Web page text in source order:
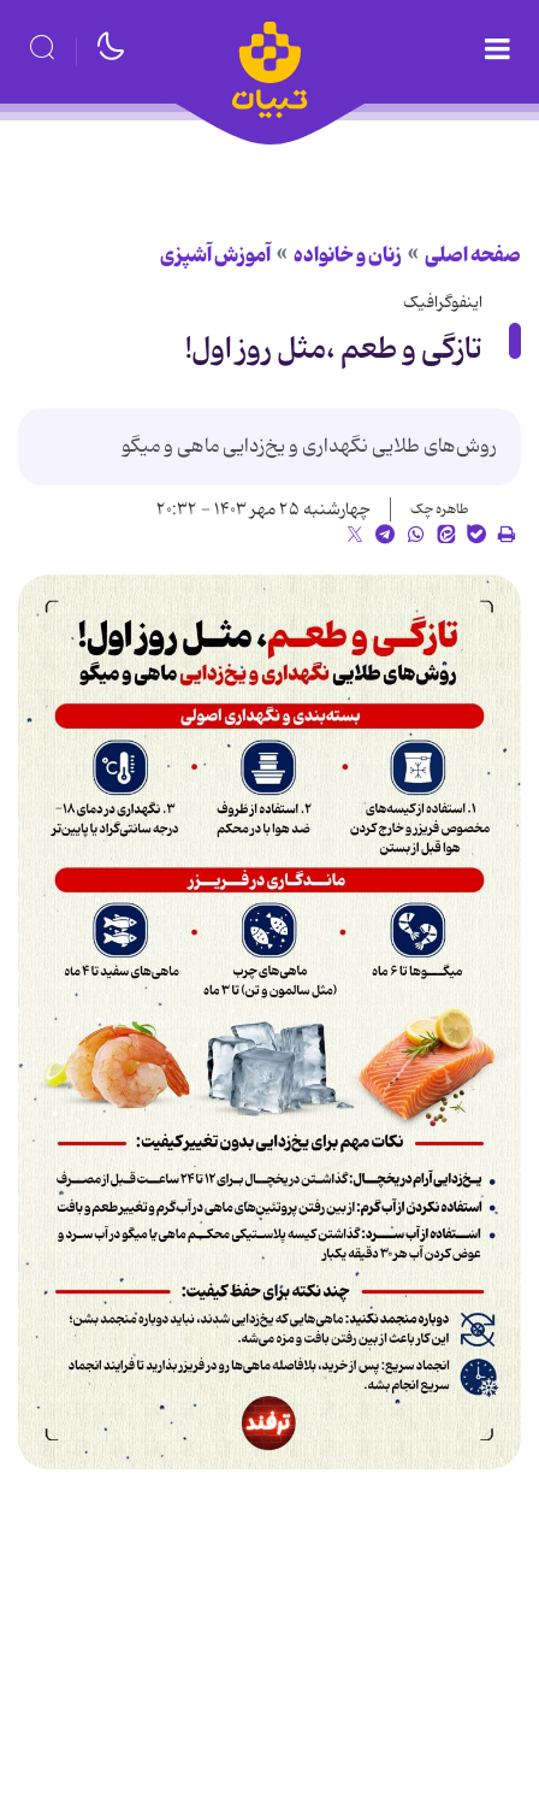
صفحه اصلی زنان و خانواده آموزش آشپزی
اینفوگرافیک
تازگی و طعم ،مثل روز اول!
روش‌های طلایی نگهداری و یخ‌زدایی ماهی و میگو
طاهره چک چهارشنبه ۲۵ مهر ۱۴۰۳ - ۲۰:۳۲